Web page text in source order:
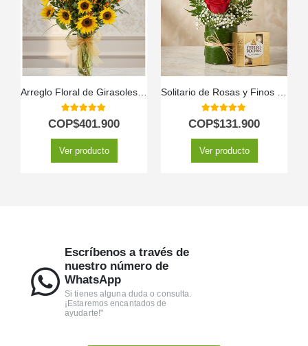
5.00out of 5
COP$401.900
Ver producto
5.00out of 5
COP$131.900
Ver producto
Escríbenos a través de
nuestro número de
WhatsApp
Si tienes alguna duda o consulta.
¡Estaremos encantados de
ayudarte!"